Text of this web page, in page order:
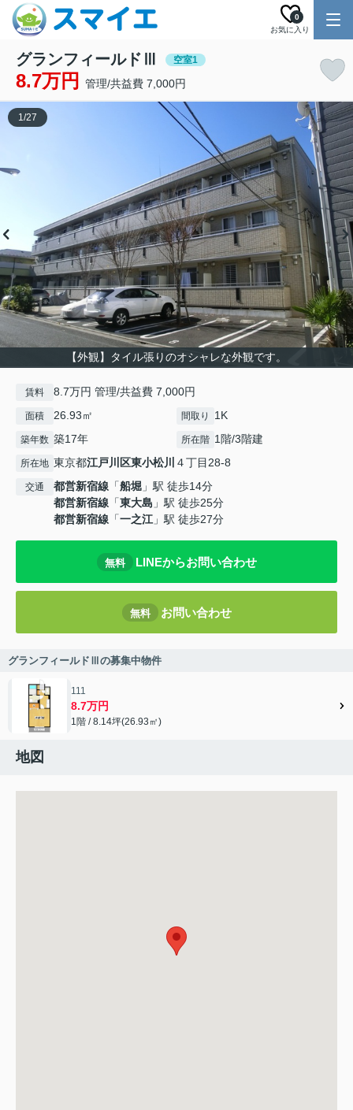
お気に入り
0
グランフィールドⅢ 空室1
8.7万円 管理/共益費 7,000円
【外観】タイル張りのオシャレな外観です。
1/27
賃料 8.7万円 管理/共益費 7,000円
面積 26.93㎡ 間取り 1K
築年数 築17年 所在階 1階/3階建
所在地 東京都江戸川区東小松川 ４丁目28-8
交通 都営新宿線 「船堀 」駅 徒歩14分
都営新宿線 「東大島 」駅 徒歩25分
都営新宿線 「一之江」駅 徒歩27分
無料 LINEからお問い合わせ
無料 お問い合わせ
グランフィールドⅢの募集中物件
111
8.7万円
1階 / 8.14坪(26.93㎡)
地図